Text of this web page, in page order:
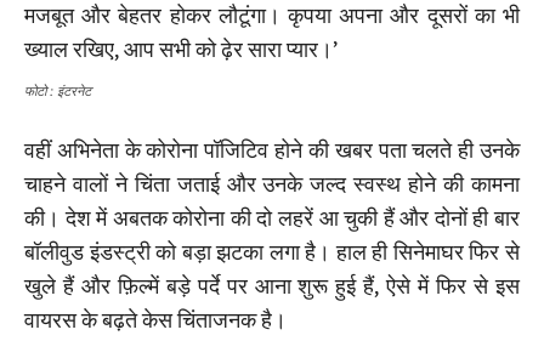
मजबूत और बेहतर होकर लौटूंगा। कृपया अपना और दूसरों का भी
ख्याल रखिए, आप सभी को ढ़ेर सारा प्यार।’
फोटो : इंटरनेट
वहीं अभिनेता के कोरोना पॉजिटिव होने की खबर पता चलते ही उनके
चाहने वालों ने चिंता जताई और उनके जल्द स्वस्थ होने की कामना
की। देश में अबतक कोरोना की दो लहरें आ चुकी हैं और दोनों ही बार
बॉलीवुड इंडस्ट्री को बड़ा झटका लगा है। हाल ही सिनेमाघर फिर से
खुले हैं और फ़िल्में बड़े पर्दे पर आना शुरू हुई हैं, ऐसे में फिर से इस
वायरस के बढ़ते केस चिंताजनक है।